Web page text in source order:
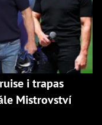
i trapas
Mistrovství